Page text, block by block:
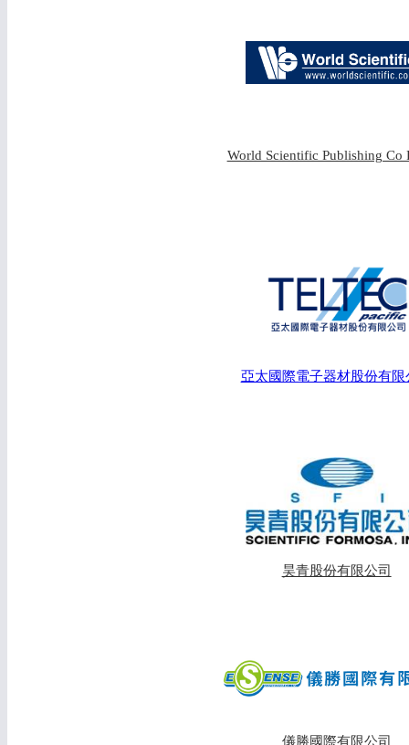
World Scientific Publishing Co
亞太國際電子器材股份有限
昊青股份有限公司
儀勝國際有限公司